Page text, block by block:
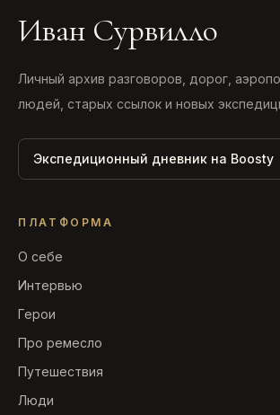
Иван Сурвилло
Личный архив разговоров, дорог,
людей, старых ссылок и новых
Экспедиционный дневник на Boosty
ПЛАТФОРМА
О себе
Интервью
Герои
Про ремесло
Путешествия
Люди